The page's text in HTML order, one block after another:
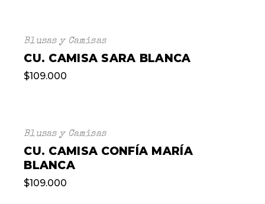
Blusas y Camisas
CU. CAMISA SARA BLANCA
$109.000
Blusas y Camisas
CU. CAMISA CONFÍA MARÍA
BLANCA
$109.000